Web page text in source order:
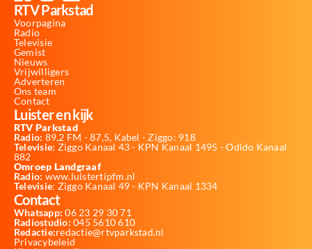
RTV Parkstad
Voorpagina
Radio
Televisie
Gemist
Nieuws
Vrijwilligers
Adverteren
Ons team
Contact
Luister en kijk
RTV Parkstad
Radio: 89,2 FM - 87,5, Kabel - Ziggo: 918
Televisie: Ziggo Kanaal 43 - KPN Kanaal 1495 - Odido Kanaal
882
Omroep Landgraaf
Radio: www.luistertipfm.nl
Televisie: Ziggo Kanaal 49 - KPN Kanaal 1334
Contact
Whatsapp: 06 23 29 30 71
Radiostudio: 045 5610 610
Redactie:redactie@rtvparkstad.nl
Privacybeleid